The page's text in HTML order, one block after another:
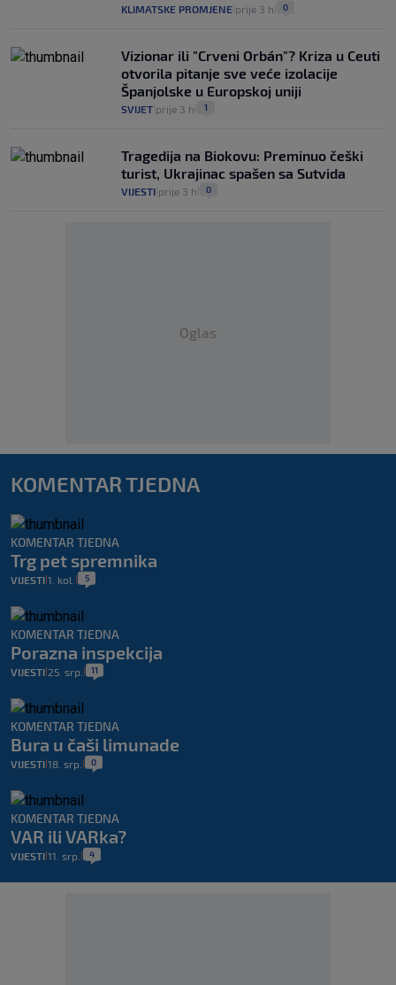
KLIMATSKE PROMJENE prije 3 h 0
Vizionar ili "Crveni Orbán"? Kriza u Ceuti
otvorila pitanje sve veće izolacije
Španjolske u Europskoj uniji
SVIJET prije 3 h 1
Tragedija na Biokovu: Preminuo češki
turist, Ukrajinac spašen sa Sutvida
VIJESTI prije 3 h 0
Oglas
KOMENTAR TJEDNA
KOMENTAR TJEDNA
Trg pet spremnika
VIJESTI 1. kol. 5
KOMENTAR TJEDNA
Porazna inspekcija
VIJESTI 25. srp. 11
KOMENTAR TJEDNA
Bura u čaši limunade
VIJESTI 18. srp. 0
KOMENTAR TJEDNA
VAR ili VARka?
VIJESTI 11. srp. 4